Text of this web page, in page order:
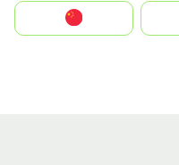
中國香港特別行政區